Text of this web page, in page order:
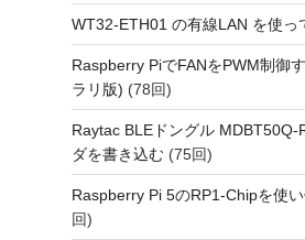
WT32-ETH01 の有線LAN を使っ
Raspberry PiでFANをPWM制御
ラリ版) (78回)
Raytac BLEドングル MDBT50Q-
ダを書き込む(75回)
Raspberry Pi 5のRP1-Chipを使
回)